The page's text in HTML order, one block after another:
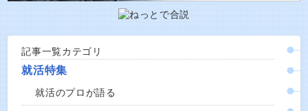
記事一覧カテゴリ
就活特集
就活のプロが語る